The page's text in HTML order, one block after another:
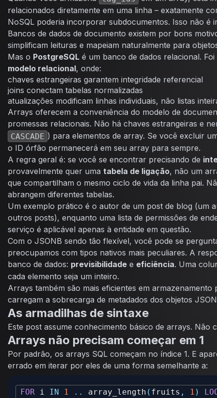
relacionados diretamente em uma linha – exatamente
NoSQL poderia incorporar subdocumentos. Isso não é
Bancos de dados de documento existem por bons
simplificam leituras e mapeiam naturalmente para
Mas o PostgreSQL é um banco de dados relacional.
modelo relacional, onde:
chaves estrangeiras garantem integridade referencial
joins conectam tabelas normalizadas
atualizações modificam linhas individuais, não listas
Arrays oferecem a conveniência do modelo de
promessas relacionais. Não há chaves estrangeiras e
CASCADE ) para elementos de array. Se você excluir
o ID órfão permanecerá em seu array para sempre.
A regra geral é: se você se encontrar precisando de
provavelmente quer uma tabela de ligação, não um
que compartilham o mesmo ciclo de vida da linha pai.
abrangem diferentes tabelas.
Um exemplo prático é o autor de um post de blog (um
outros posts), enquanto uma lista de permissões de
serviço é aplicável apenas à entidade em questão.
Com o JSONB sendo tão flexível, você pode se
preocupamos com tipos nativos mais peculiares. A
banco de dados: previsibilidade e eficiência. Uma
cada elemento seja um inteiro.
Arrays também são mais eficientes em
carregam a sobrecarga de metadados dos objetos
As armadilhas de sintaxe
Este post assume conhecimento básico de arrays. Não
Arrays não precisam começar em 1
Por padrão, os arrays SQL começam no índice 1. E
errado em iterar por eles de uma forma semelhante a:
FOR i IN 1 . . array_length ( fruits , 1 )